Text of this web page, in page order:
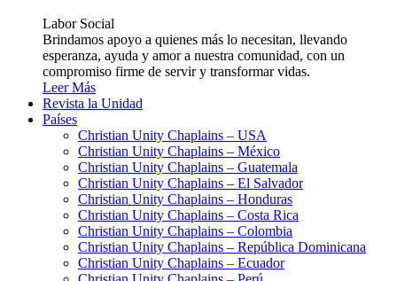
Labor Social
Brindamos apoyo a quienes más lo necesitan, llevando
esperanza, ayuda y amor a nuestra comunidad, con un
compromiso firme de servir y transformar vidas.
Leer Más
Revista la Unidad
Países
Christian Unity Chaplains – USA
Christian Unity Chaplains – México
Christian Unity Chaplains – Guatemala
Christian Unity Chaplains – El Salvador
Christian Unity Chaplains – Honduras
Christian Unity Chaplains – Costa Rica
Christian Unity Chaplains – Colombia
Christian Unity Chaplains – República Dominicana
Christian Unity Chaplains – Ecuador